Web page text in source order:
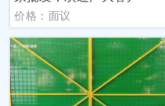
价格：面议